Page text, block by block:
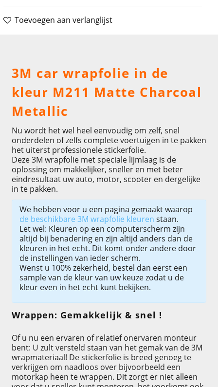
Toevoegen aan verlanglijst
3M car wrapfolie in de
kleur M211 Matte Charcoal
Metallic
Nu wordt het wel heel eenvoudig om zelf, snel
onderdelen of zelfs complete voertuigen in te pakken
het uiterst professionele stickerfolie.
Deze 3M wrapfolie met speciale lijmlaag is de
oplossing om makkelijker, sneller en met beter
eindresultaat uw auto, motor, scooter en dergelijke
in te pakken.
We hebben voor u een pagina gemaakt waarop
de beschikbare 3M wrapfolie kleuren staan.
Let wel: Kleuren op een computerscherm zijn
altijd bij benadering en zijn altijd anders dan de
kleuren in het echt. Dit komt onder andere door
de instellingen van ieder scherm.
Wenst u 100% zekerheid, bestel dan eerst een
sample van de kleur van uw keuze zodat u de
kleur even in het echt kunt bekijken.
Wrappen: Gemakkelijk & snel !
Of u nu een ervaren of relatief onervaren monteur
bent: U zult versteld staan van het gemak van de 3M
wrapmateriaal! De stickerfolie is breed genoeg te
verkrijgen om naadloos over bijvoorbeeld een
motorkap heen te wrappen. Dit zorgt er niet alleen